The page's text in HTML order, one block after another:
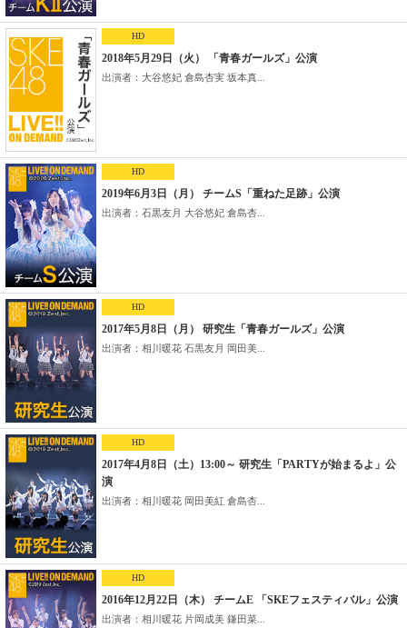
HD
2018年5月29日（火） 「青春ガールズ」公演
出演者：大谷悠妃 倉島杏実 坂本真...
HD
2019年6月3日（月） チームS「重ねた足跡」公演
出演者：石黒友月 大谷悠妃 倉島杏...
HD
2017年5月8日（月） 研究生「青春ガールズ」公演
出演者：相川暖花 石黒友月 岡田美...
HD
2017年4月8日（土）13:00～ 研究生「PARTYが始まるよ」公
演
出演者：相川暖花 岡田美紅 倉島杏...
HD
2016年12月22日（木） チームE 「SKEフェスティバル」公演
出演者：相川暖花 片岡成美 鎌田菜...